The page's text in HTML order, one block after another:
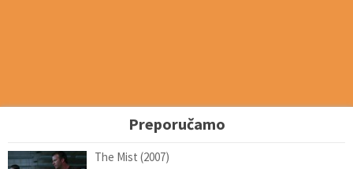
Preporučamo
The Mist (2007)